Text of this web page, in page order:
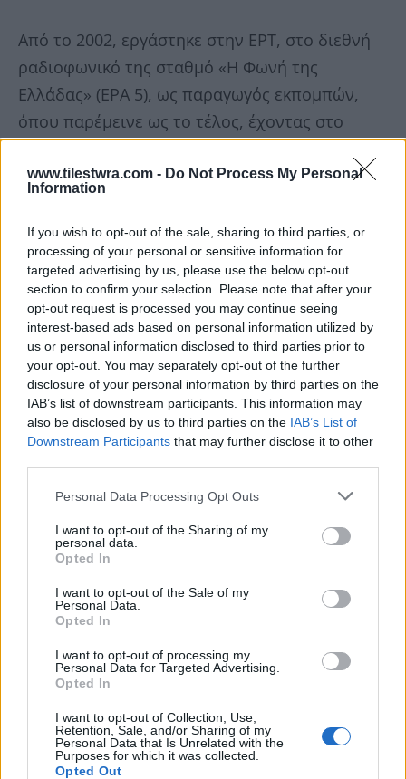
www.tilestwra.com - Do Not Process My Personal
Information
If you wish to opt-out of the sale, sharing to third parties, or
processing of your personal or sensitive information for
targeted advertising by us, please use the below opt-out
section to confirm your selection. Please note that after your
opt-out request is processed you may continue seeing
interest-based ads based on personal information utilized by
us or personal information disclosed to third parties prior to
your opt-out. You may separately opt-out of the further
disclosure of your personal information by third parties on the
IAB’s list of downstream participants. This information may
also be disclosed by us to third parties on the IAB’s List of
Downstream Participants that may further disclose it to other
Personal Data Processing Opt Outs
I want to opt-out of the Sharing of my
personal data.
Opted In
I want to opt-out of the Sale of my
Personal Data.
Opted In
I want to opt-out of processing my
Personal Data for Targeted Advertising.
Opted In
I want to opt-out of Collection, Use,
Retention, Sale, and/or Sharing of my
Personal Data that Is Unrelated with the
Purposes for which it was collected.
Opted Out
Από το 2002, εργάστηκε στην ΕΡΤ, στο διεθνή
ραδιοφωνικό της σταθμό «Η Φωνή της
Ελλάδας» (ΕΡΑ 5), ως παραγωγός εκπομπών,
όπου παρέμεινε ως το τέλος, έχοντας στο
επιτυχίες.
Παράλληλα, ως ανήσυχο πνεύμα που ήταν, με
διάθεση για διαρκή εξέλιξη και βελτίωση, δε
σταμάτησε ποτέ να σπουδάζει και να
επιμορφώνεται: Ολοκλήρωσε με επιτυχία τα
σεμινάρια Νέων Μέσων της ΕΣΗΕΑ, τα
Σεμινάρια Ελληνικής Γλώσσας στο
Πανεπιστήμιο Ιωαννίνων, Σεμινάρια
υποκριτικής/Ερασιτεχνική ομάδα στο VAULT
Theatre Plus / Πολυχώρος VAULT, καθώς και το
τμήμα Κατάρτισης στην Ψυχολογία στο
Πανεπιστήμιο Αιγαίου, μέσω της e-Δια Βίου
Μάθησης.